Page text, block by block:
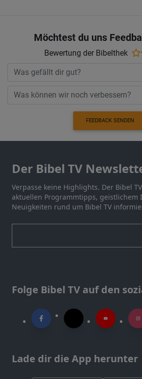
Möchtest du uns
Bewertung der Bibelthek
FEEDBACK SENDEN
Der Bibel TV
Verpasse keine Highlights. Der Bibel
aktuellen Programmtipps, geistlichem
Neuigkeiten rund um Bibel TV
Folge Bibel TV auf den
Lade dir die App herunter